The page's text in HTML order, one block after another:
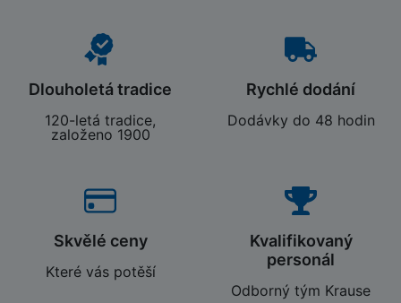
Dlouholetá tradice
120-letá tradice,
založeno 1900
Rychlé dodání
Dodávky do 48 hodin
Skvělé ceny
Které vás potěší
Kvalifikovaný
personál
Odborný tým Krause